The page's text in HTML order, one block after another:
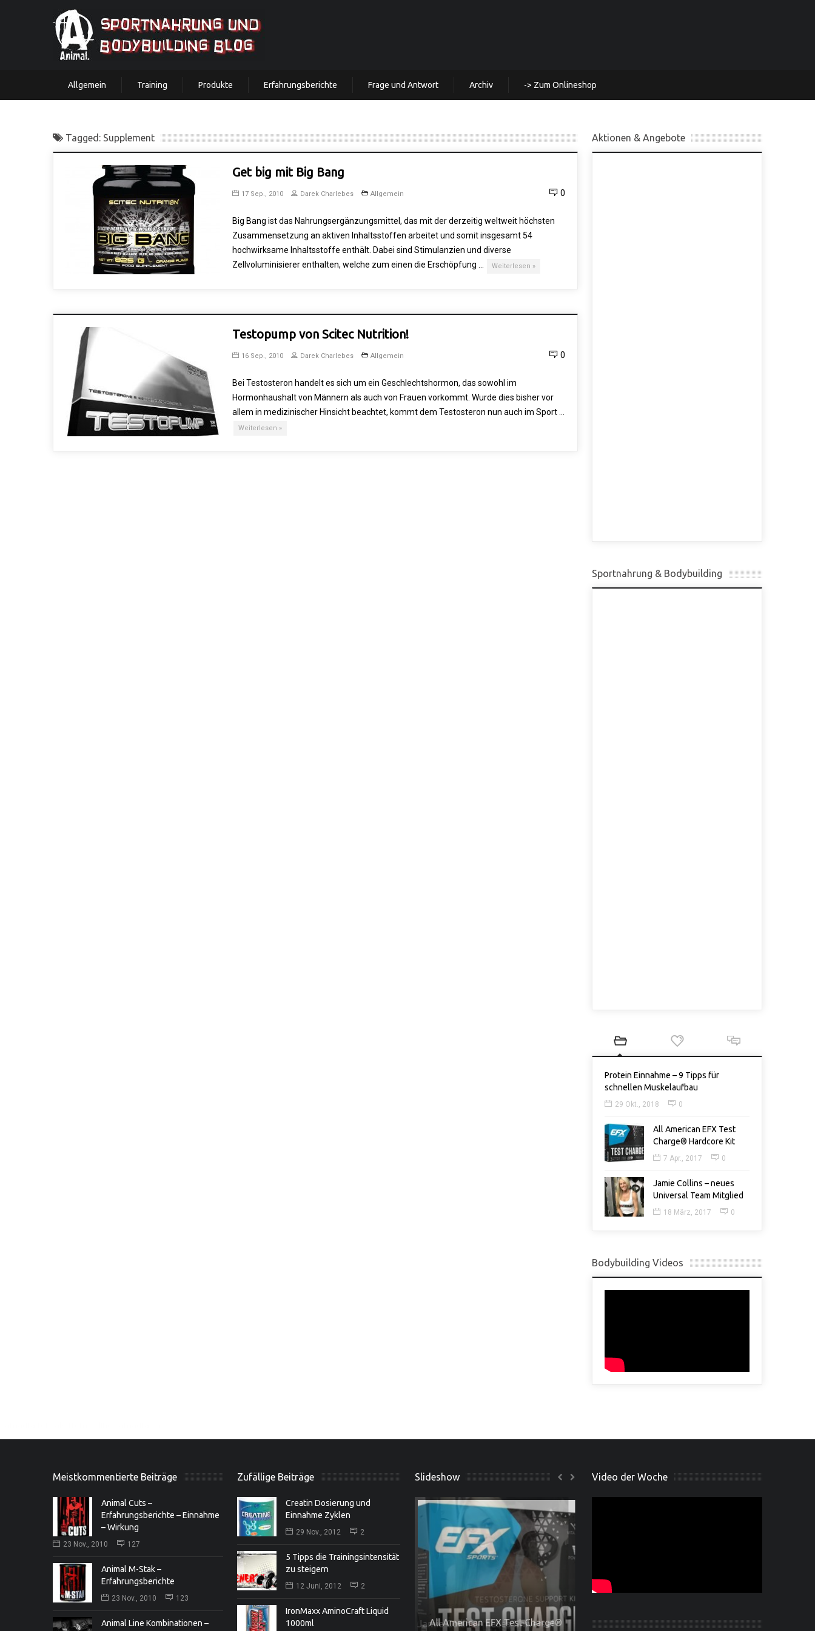
Allgemein Training Produkte Erfahrungsberichte Frage und Antwort Archiv -> Zum Onlineshop
Tagged: Supplement
Get big mit Big Bang
17 Sep., 2010 Darek Charlebes Allgemein 0
Big Bang ist das Nahrungsergänzungsmittel, das mit der derzeitig weltweit höchsten
Zusammensetzung an aktiven Inhaltsstoffen arbeitet und somit insgesamt 54
hochwirksame Inhaltsstoffe enthält. Dabei sind Stimulanzien und diverse
Zellvoluminisierer enthalten, welche zum einen die Erschöpfung …
Weiterlesen »
Testopump von Scitec Nutrition!
16 Sep., 2010 Darek Charlebes Allgemein 0
Bei Testosteron handelt es sich um ein Geschlechtshormon, das sowohl im
Hormonhaushalt von Männern als auch von Frauen vorkommt. Wurde dies bisher vor
allem in medizinischer Hinsicht beachtet, kommt dem Testosteron nun auch im Sport …
Weiterlesen »
Aktionen & Angebote
Sportnahrung & Bodybuilding
Protein Einnahme – 9 Tipps für
schnellen Muskelaufbau
29 Okt., 2018 0
All American EFX Test
Charge® Hardcore Kit
7 Apr., 2017 0
Jamie Collins – neues
Universal Team Mitglied
18 März, 2017 0
Bodybuilding Videos
The cost of Ivermectinwithout insurance online
Meistkommentierte Beiträge
Animal Cuts –
Erfahrungsberichte – Einnahme
– Wirkung
23 Nov., 2010 127
Animal M-Stak –
Erfahrungsberichte
23 Nov., 2010 123
Animal Line Kombinationen –
Zufällige Beiträge
Creatin Dosierung und
Einnahme Zyklen
29 Nov., 2012 2
5 Tipps die Trainingsintensität
zu steigern
12 Juni, 2012 2
IronMaxx AminoCraft Liquid
1000ml
Slideshow
All American EFX Test Charge®
Hardcore Kit
Jamie Collins – neues Universal
Training mit IFBB Pro John
Video der Woche